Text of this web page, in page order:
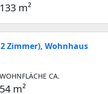
133 m²
Zimmer), Wohnhaus
WOHNFLÄCHE CA.
54 m²